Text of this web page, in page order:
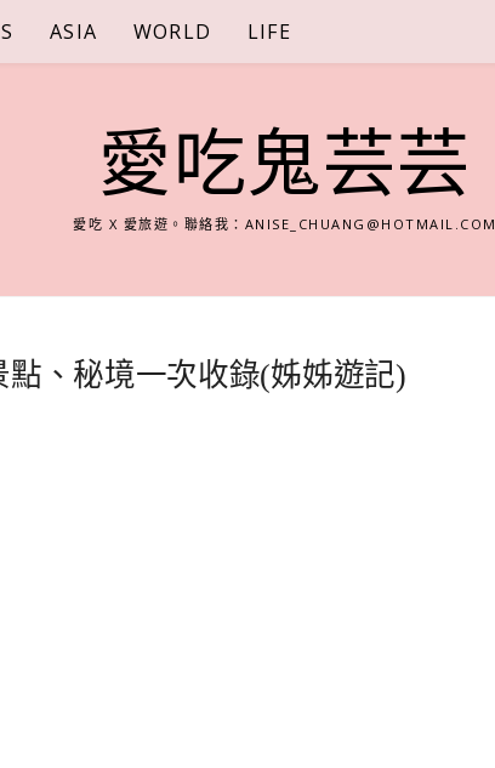
ASIA WORLD LIFE
愛吃鬼芸芸
愛吃 X 愛旅遊。聯絡我： ANISE_CHUANG@HOTMAIL.COM
、秘境一次收錄(姊姊遊記)